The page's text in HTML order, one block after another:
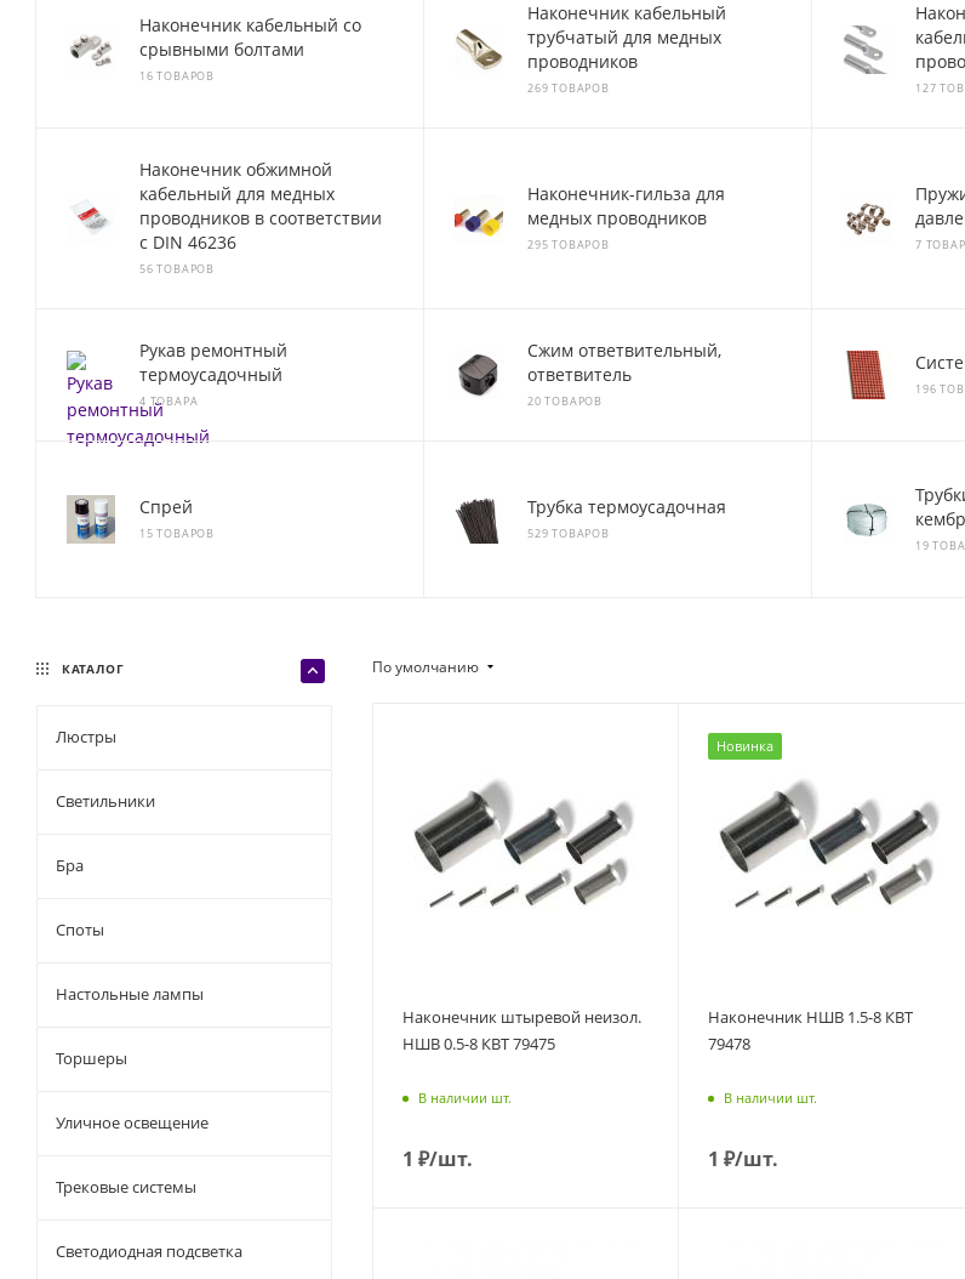
Наконечник кабельный со
срывными болтами
16 ТОВАРОВ
Наконечник кабельный
трубчатый для медных
проводников
269 ТОВАРОВ 127
Наконечник обжимной
кабельный для медных
проводников в соответствии
с DIN 46236
56 ТОВАРОВ
Наконечник-гильза для
медных проводников
295 ТОВАРОВ 7
Рукав ремонтный
термоусадочный
4 ТОВАРА
Сжим ответвительный,
ответвитель
20 ТОВАРОВ
196
Спрей
15 ТОВАРОВ
Трубка термоусадочная
529 ТОВАРОВ
19
По умолчанию
Наконечник штыревой неизол.
НШВ 0.5-8 КВТ 79475
В наличии шт.
1 ₽/шт.
Новинка
Наконечник НШВ 1.5-8 КВТ
79478
В наличии шт.
1 ₽/шт.
КАТАЛОГ
Люстры
Светильники
Бра
Споты
Настольные лампы
Торшеры
Уличное освещение
Трековые системы
Светодиодная подсветка